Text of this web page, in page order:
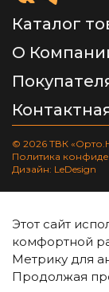
Каталог
О
© 2026 ТВК
Политика
Дизайн: LeDesign
Этот сайт
комфортной
Метрику для
Продолжая